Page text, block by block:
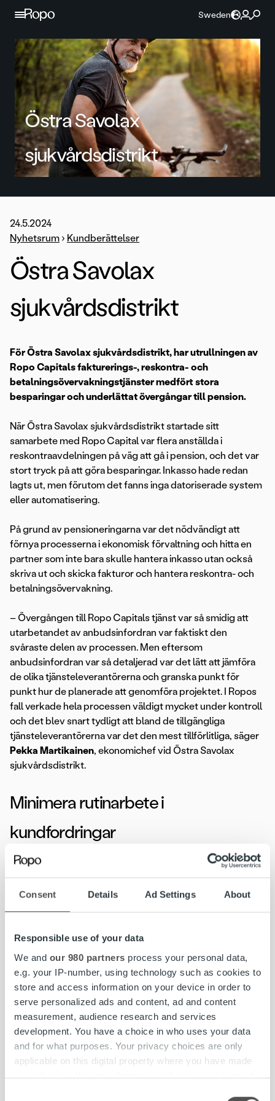
Consent Details Ad Settings About
Responsible use of your data
We and our 980 partners process your personal data,
e.g. your IP-number, using technology such as cookies to
store and access information on your device in order to
serve personalized ads and content, ad and content
measurement, audience research and services
development. You have a choice in who uses your data
and for what purposes. Your privacy choices are only
applicable on this digital property where you have made
your choices. You can change or withdraw your consent
Hoppa till innehållet
Sweden
Östra Savolax
sjukvårdsdistrikt
24.5.2024
Nyhetsrum › Kundberättelser
Östra Savolax
sjukvårdsdistrikt
För Östra Savolax sjukvårdsdistrikt, har utrullningen av
Ropo Capitals fakturerings-, reskontra- och
betalningsövervakningstjänster medfört stora
besparingar och underlättat övergångar till pension.
När Östra Savolax sjukvårdsdistrikt startade sitt
samarbete med Ropo Capital var flera anställda i
reskontraavdelningen på väg att gå i pension, och det var
stort tryck på att göra besparingar. Inkasso hade redan
lagts ut, men förutom det fanns inga datoriserade system
eller automatisering.
På grund av pensioneringarna var det nödvändigt att
förnya processerna i ekonomisk förvaltning och hitta en
partner som inte bara skulle hantera inkasso utan också
skriva ut och skicka fakturor och hantera reskontra- och
betalningsövervakning.
– Övergången till Ropo Capitals tjänst var så smidig att
utarbetandet av anbudsinfordran var faktiskt den
svåraste delen av processen. Men eftersom
anbudsinfordran var så detaljerad var det lätt att jämföra
de olika tjänsteleverantörerna och granska punkt för
punkt hur de planerade att genomföra projektet. I Ropos
fall verkade hela processen väldigt mycket under kontroll
och det blev snart tydligt att bland de tillgängliga
tjänsteleverantörerna var det den mest tillförlitliga, säger
Pekka Martikainen, ekonomichef vid Östra Savolax
sjukvårdsdistrikt.
Minimera rutinarbete i
kundfordringar
patientavgifter genom faktura. Vårdcentraler accepterar
inte kontant betalning. Före Ropo Capitals tjänster var det
Capital hand om hela reskontra och
inkasso.
– Ropos reskontratjänst har minimerat mängden
rutinarbete i kundfordringar. Detta har lett till betydande
besparingar och tillät oss att omfördela personalresurser.
Det finns inga nya medarbetare inom fakturering, men tre
har gått i pension från avdelningen. Portokostnaderna har
också minskat betydligt, tillägger Martikainen.
– Ropos faktureringstjänst är till stor del automatiserad